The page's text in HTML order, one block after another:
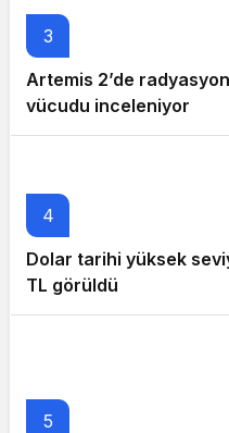
3
Artemis 2’de
vücudu inceleniyor
4
Dolar tarihi yüksek
TL görüldü
5